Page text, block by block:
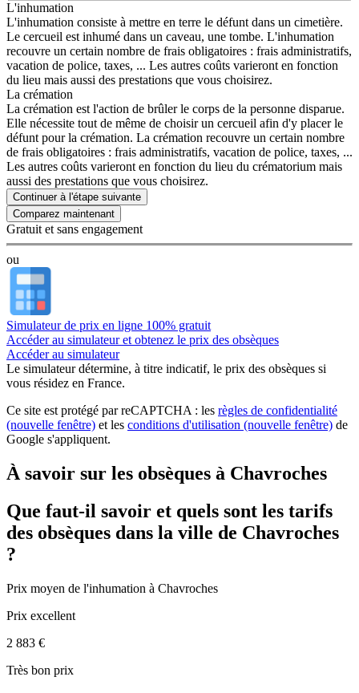
L'inhumation
L'inhumation consiste à mettre en terre le défunt dans un cimetière.
Le cercueil est inhumé dans un caveau, une tombe. L'inhumation
recouvre un certain nombre de frais obligatoires : frais administratifs,
vacation de police, taxes, ... Les autres coûts varieront en fonction
du lieu mais aussi des prestations que vous choisirez.
La crémation
La crémation est l'action de brûler le corps de la personne disparue.
Elle nécessite tout de même de choisir un cercueil afin d'y placer le
défunt pour la crémation. La crémation recouvre un certain nombre
de frais obligatoires : frais administratifs, vacation de police, taxes, ...
Les autres coûts varieront en fonction du lieu du crématorium mais
aussi des prestations que vous choisirez.
Continuer à l'étape suivante
Gratuit et sans engagement
ou
Simulateur de prix en ligne 100% gratuit
Accéder au simulateur et obtenez le prix des obsèques
Accéder au simulateur
Le simulateurdétermine, à titre indicatif, le prix des obsèques si
vous résidez en France.
Ce site est protégé par reCAPTCHA : les règles de confidentialité
(nouvelle fenêtre) et les conditions d'utilisation (nouvelle fenêtre) de
Google s'appliquent.
À savoir sur les obsèques à Chavroches
Que faut-il savoir et quels sont les tarifs
des obsèques dans la ville de Chavroches
?
Prix moyen de l'inhumation à Chavroches
Prix excellent
2 883 €
Très bon prix